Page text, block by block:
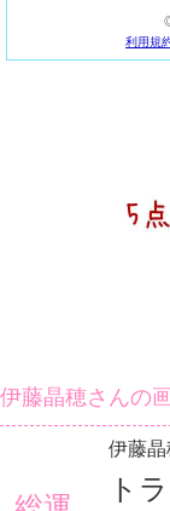
利用規
伊藤晶穂さんの
伊藤
ト